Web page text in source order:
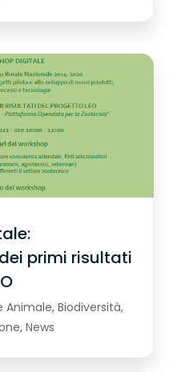
primi risultati
Animale, Biodiversità,
, News